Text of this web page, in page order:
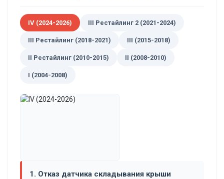
IV (2024-2026) III Рестайлинг 2 (2021-2024)
III Рестайлинг (2018-2021) III (2015-2018)
II Рестайлинг (2010-2015) II (2008-2010)
I (2004-2008)
1. Отказ датчика складывания крыши